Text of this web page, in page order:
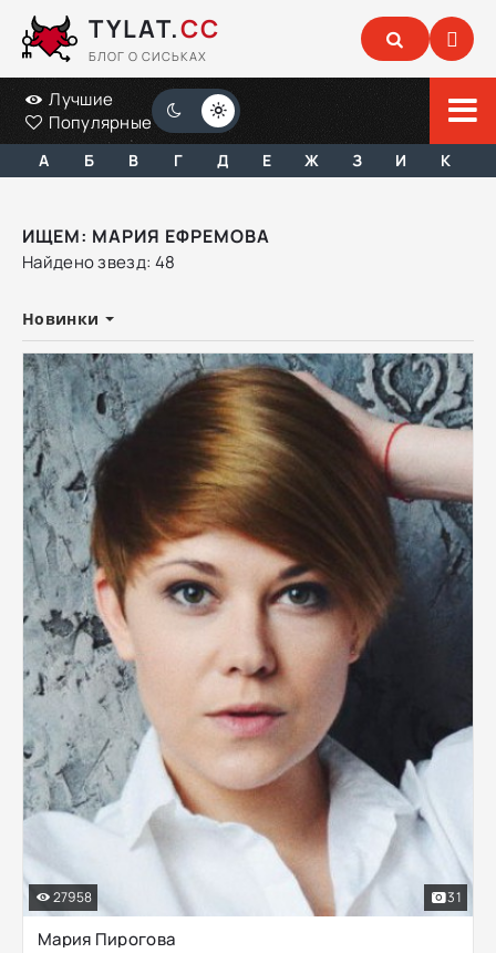
TYLAT.CC
БЛОГ О СИСЬКАХ
Лучшие
Популярные
А Б В Г Д Е Ж З И К
ИЩЕМ: МАРИЯ ЕФРЕМОВА
Найдено звезд: 48
Новинки
Мария Пирогова
27958 31